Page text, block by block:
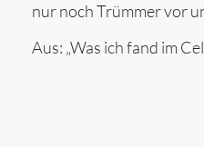
nur noch Trümmer vor
Aus: „Was ich fand im